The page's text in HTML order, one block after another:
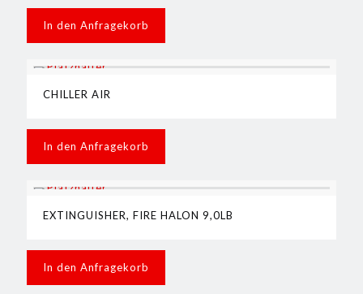
In den Anfragekorb
CHILLER AIR
In den Anfragekorb
EXTINGUISHER, FIRE HALON 9,0LB
In den Anfragekorb